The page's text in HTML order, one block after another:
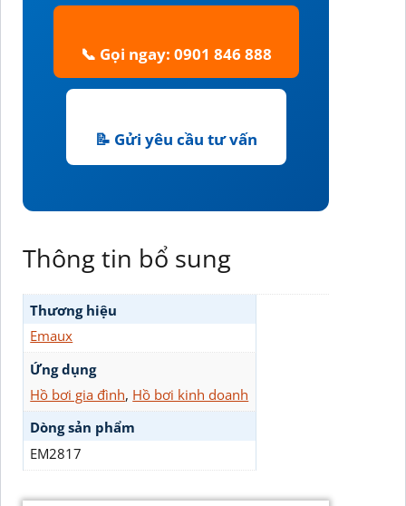
📞 Gọi ngay: 0901 846 888
📝 Gửi yêu cầu tư vấn
Thông tin bổ sung
Thương hiệu
Emaux
Ứng dụng
Hồ bơi gia đình, Hồ bơi kinh doanh
Dòng sản phẩm
EM2817